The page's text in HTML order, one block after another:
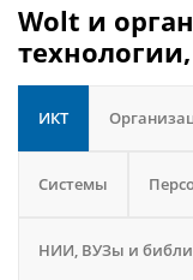
Wolt и
ИКТ
Системы
НИИ, ВУЗы и